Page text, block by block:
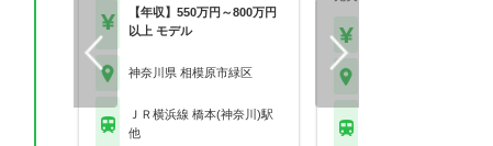
【年収】550万円～800万円
以上 モデル
神奈川県 相模原市緑区
ＪＲ横浜線 橋本(神奈川)駅
他